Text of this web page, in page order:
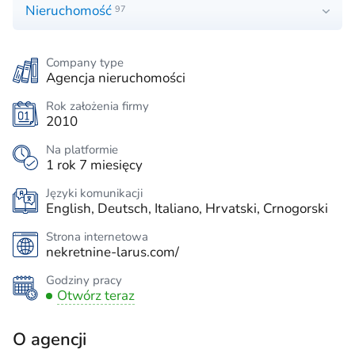
Nieruchomość 97
Company type
Agencja nieruchomości
Rok założenia firmy
2010
Na platformie
1 rok 7 miesięcy
Języki komunikacji
English, Deutsch, Italiano, Hrvatski, Crnogorski
Strona internetowa
nekretnine-larus.com/
Godziny pracy
Otwórz teraz
O agencji